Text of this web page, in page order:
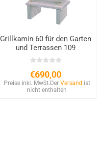
Grillkamin 60 für den Garten
und Terrassen 109
€690,00
Preise inkl. MwSt. Der Versand ist
nicht enthalten